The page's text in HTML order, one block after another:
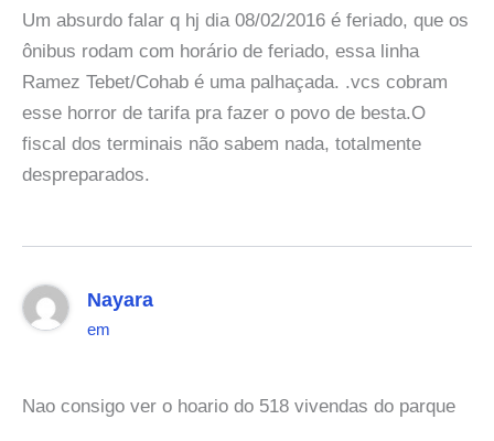
Um absurdo falar q hj dia 08/02/2016 é feriado, que os
ônibus rodam com horário de feriado, essa linha
Ramez Tebet/Cohab é uma palhaçada. .vcs cobram
esse horror de tarifa pra fazer o povo de besta.O
fiscal dos terminais não sabem nada, totalmente
despreparados.
Nayara
em
Nao consigo ver o hoario do 518 vivendas do parque